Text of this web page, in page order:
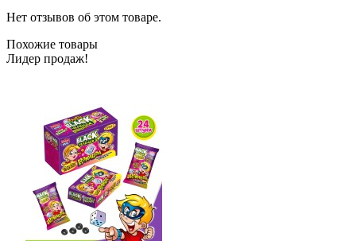
Нет отзывов об этом товаре.
Похожие товары
Лидер продаж!